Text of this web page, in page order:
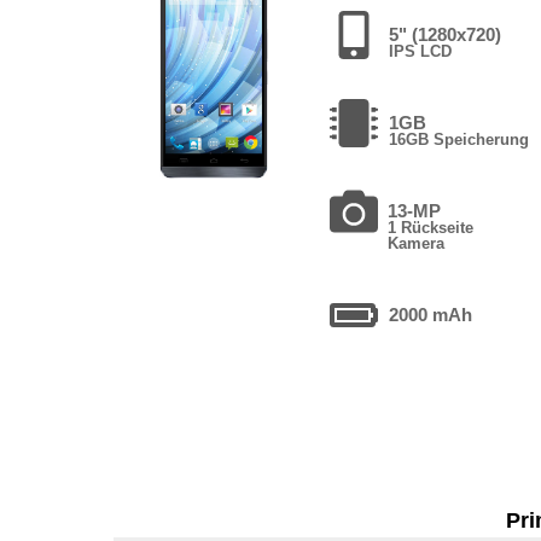
5" (1280x720)
IPS LCD
1GB
16GB Speicherung
13-MP
1 Rückseite
Kamera
2000 mAh